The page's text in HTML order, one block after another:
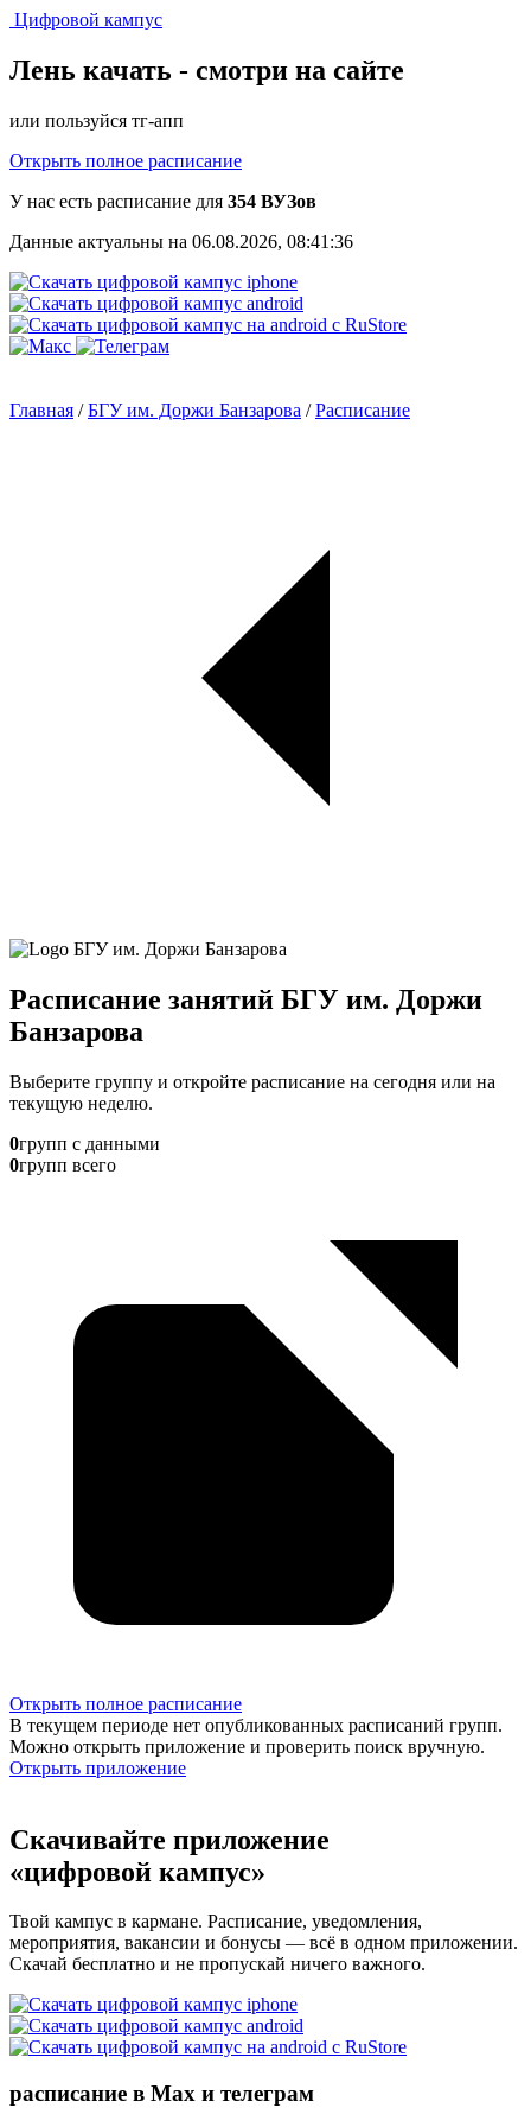
Цифровой кампус
Лень качать - смотри на сайте
или пользуйся тг-апп
Открыть полное расписание
У нас есть расписание для 354 ВУЗов
Данные актуальны на 06.08.2026, 08:41:36
Главная /БГУ им. Доржи Банзарова /Расписание
Расписание занятий БГУ им. Доржи
Банзарова
Выберите группу и откройте расписание на сегодня или на
текущую неделю.
0групп с данными
0групп всего
Открыть полное расписание
В текущем периоде нет опубликованных расписаний групп.
Можно открыть приложение и проверить поиск вручную.
Открыть приложение
Скачивайте приложение
«цифровой кампус»
Твой кампус в кармане. Расписание, уведомления,
мероприятия, вакансии и бонусы — всё в одном приложении.
Скачай бесплатно и не пропускай ничего важного.
расписание в Max и телеграм